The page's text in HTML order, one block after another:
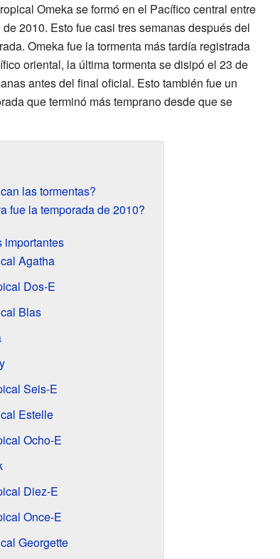
Omeka se formó en el Pacífico central entre
2010. Esto fue casi tres semanas después del
Omeka fue la tormenta más tardía registrada
oriental, la última tormenta se disipó el 23 de
antes del final oficial. Esto también fue un
que terminó más temprano desde que se
las tormentas?
fue la temporada de 2010?
importantes
Agatha
Dos-E
Blas
Seis-E
Estelle
Ocho-E
Diez-E
Once-E
Georgette